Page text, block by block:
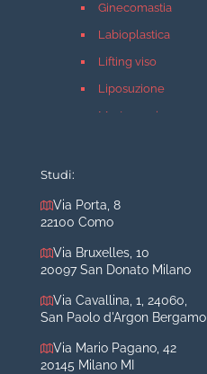
Ginecomastia
Labioplastica
Lifting viso
Liposuzione
Mastopessi
Rinoplastica
Medicina estetica Milano
Acido ialuronico viso
Aumento labbra
Filler
Studi:
Via Porta, 8
22100 Como
Via Bruxelles, 10
20097 San Donato Milano
Via Cavallina, 1, 24060,
San Paolo d'Argon Bergamo
Via Mario Pagano, 42
20145 Milano MI